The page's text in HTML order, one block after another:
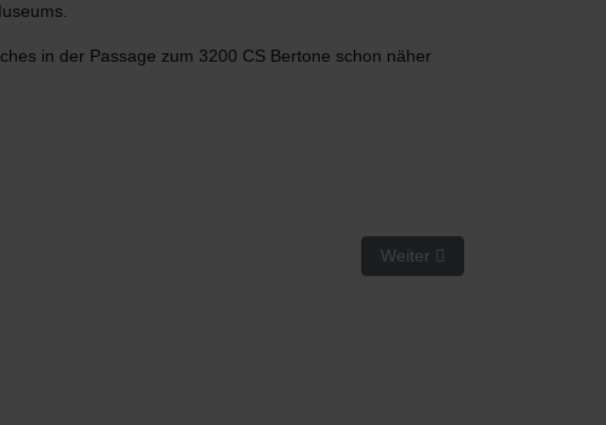
in der Passage zum 3200 CS Bertone schon näher
Nächster Beitrag: BMW-V8-
Weiter